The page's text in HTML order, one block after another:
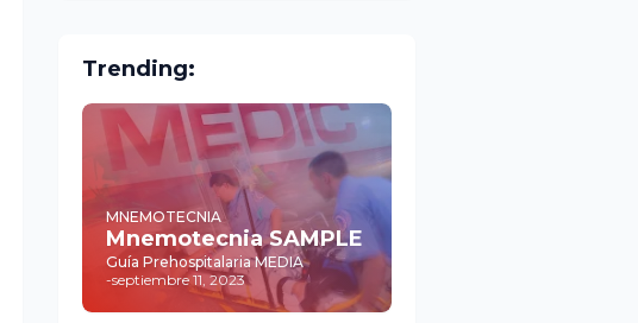
Trending:
MNEMOTECNIA
Mnemotecnia SAMPLE
Guía Prehospitalaria MEDIA
-septiembre 11, 2023